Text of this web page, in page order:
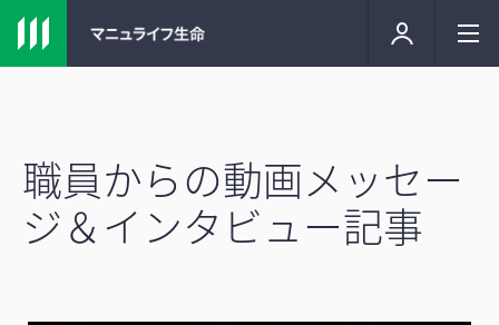
職員からの動画メッセー
ジ＆インタビュー記事